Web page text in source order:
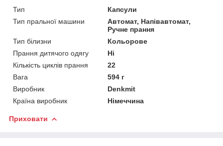
Тип
Капсули
Тип пральної машини
Автомат, Напівавтомат,
Ручне прання
Тип білизни
Кольорове
Прання дитячого одягу
Ні
Кількість циклів прання
22
Вага
594 г
Виробник
Denkmit
Країна виробник
Німеччина
Приховати